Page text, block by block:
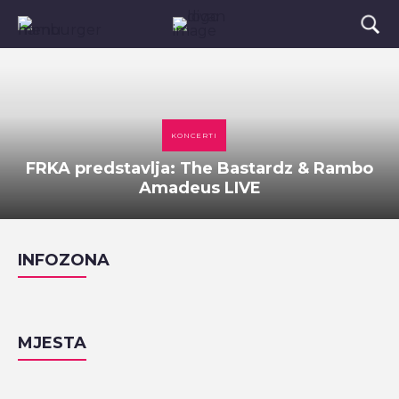
KONCERTI
FRKA predstavlja: The Bastardz & Rambo
Amadeus LIVE
INFOZONA
MJESTA